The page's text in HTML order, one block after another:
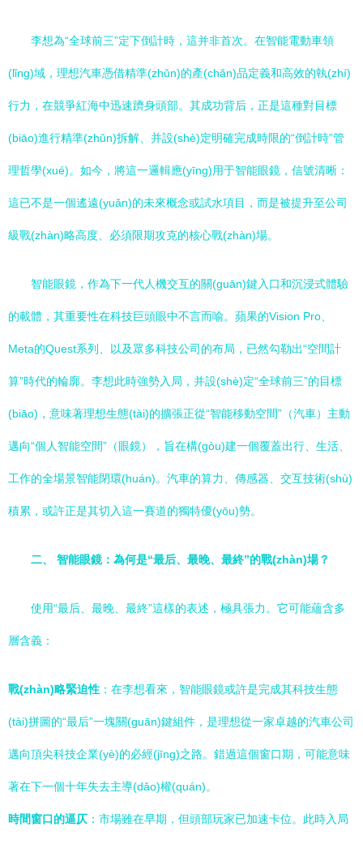
李想為“全球前三”定下倒計時，這并非首次。在智能電動車領
(lǐng)域，理想汽車憑借精準(zhǔn)的產(chǎn)品定義和高效的執(zhí)
行力，在競爭紅海中迅速躋身頭部。其成功背后，正是這種對目標
(biāo)進行精準(zhǔn)拆解、并設(shè)定明確完成時限的“倒計時”管
理哲學(xué)。如今，將這一邏輯應(yīng)用于智能眼鏡，信號清晰：
這已不是一個遙遠(yuǎn)的未來概念或試水項目，而是被提升至公司
級戰(zhàn)略高度、必須限期攻克的核心戰(zhàn)場。
智能眼鏡，作為下一代人機交互的關(guān)鍵入口和沉浸式體驗
的載體，其重要性在科技巨頭眼中不言而喻。蘋果的Vision Pro、
Meta的Quest系列、以及眾多科技公司的布局，已然勾勒出“空間計
算”時代的輪廓。李想此時強勢入局，并設(shè)定“全球前三”的目標
(biāo)，意味著理想生態(tài)的擴張正從“智能移動空間”（汽車）主動
邁向“個人智能空間”（眼鏡），旨在構(gòu)建一個覆蓋出行、生活、
工作的全場景智能閉環(huán)。汽車的算力、傳感器、交互技術(shù)
積累，或許正是其切入這一賽道的獨特優(yōu)勢。
二、 智能眼鏡：為何是“最后、最晚、最終”的戰(zhàn)場？
使用“最后、最晚、最終”這樣的表述，極具張力。它可能蘊含多
層含義：
戰(zhàn)略緊迫性 ：在李想看來，智能眼鏡或許是完成其科技生態
(tài)拼圖的“最后”一塊關(guān)鍵組件，是理想從一家卓越的汽車公司
邁向頂尖科技企業(yè)的必經(jīng)之路。錯過這個窗口期，可能意味
著在下一個十年失去主導(dǎo)權(quán)。
時間窗口的逼仄 ：市場雖在早期，但頭部玩家已加速卡位。此時入局